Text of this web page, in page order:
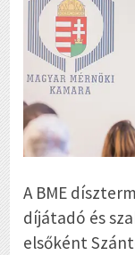
A BME
díjátadó és
elsőként